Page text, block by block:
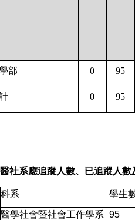
部 0 95
0 95
醫社系應追蹤人數、已追蹤人數
科系 學生
醫學社會暨社會工作學系 95